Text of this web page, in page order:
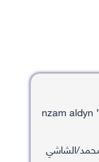
nzam aldyn
الشاشي